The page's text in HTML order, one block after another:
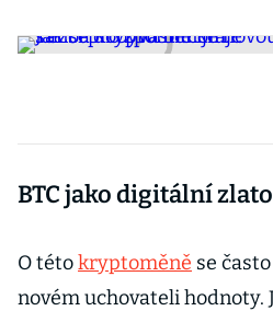
BTC jako digitální zlato
O tétokryptoměně se
novém uchovateli hodnoty.